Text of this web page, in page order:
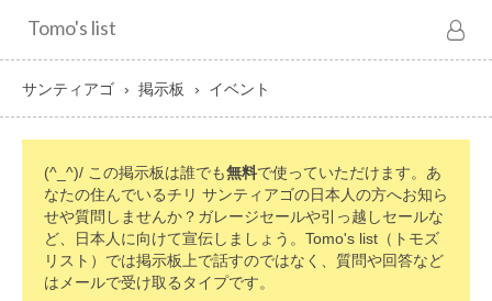
Tomo's list
サンティアゴ 掲示板 イベント
(^_^)/ この掲示板は誰でも無料で使っていただけます。あ
なたの住んでいるチリ サンティアゴの日本人の方へお知ら
せや質問しませんか？ガレージセールや引っ越しセールな
ど、日本人に向けて宣伝しましょう。Tomo's list（トモズ
リスト）では掲示板上で話すのではなく、質問や回答など
はメールで受け取るタイプです。